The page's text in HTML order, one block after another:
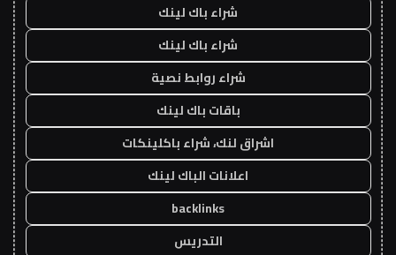
شراء باك لينك
شراء باك لينك
شراء روابط نصية
باقات باك لينك
اشراق لنك، شراء باكلينكات
اعلانات الباك لينك
backlinks
التدريس